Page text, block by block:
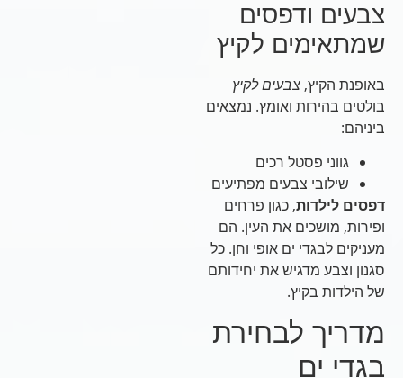
צבעים ודפסים
שמתאימים לקיץ
באופנת הקיץ,צבעים לקיץ
בולטים בהירות ואומץ. נמצאים
ביניהם:
גווני פסטל רכים
שילובי צבעים מפתיעים
דפסים לילדות, כגון פרחים
ופירות, מושכים את העין. הם
מעניקים לבגדי ים אופי וחן. כל
סגנון וצבע מדגיש את יחידותם
של הילדות בקיץ.
מדריך לבחירת
בגדי ים